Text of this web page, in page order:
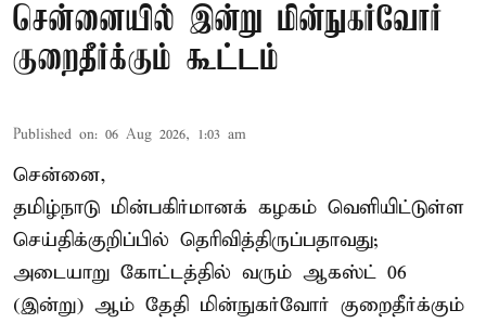
சென்னையில் இன்று மின்நுகர்வோர்
குறைதீர்க்கும் கூட்டம்
Published on: 06 Aug 2026, 1:03 am
சென்னை,
தமிழ்நாடு மின்பகிர்மானக் கழகம் வெளியிட்டுள்ள
செய்திக்குறிப்பில் தெரிவித்திருப்பதாவது;
அடையாறு கோட்டத்தில் வரும் ஆகஸ்ட் 06
(இன்று) ஆம் தேதி மின்நுகர்வோர் குறைதீர்க்கும்